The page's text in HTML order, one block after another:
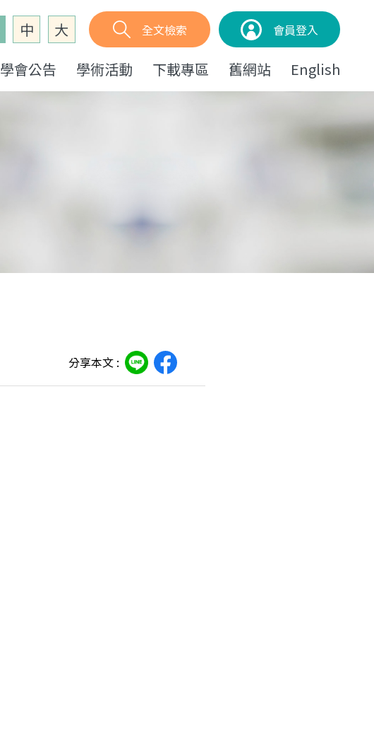
中 大 全文檢索 會員登入
學會公告 學術活動 下載專區 舊網站 English
分享本文 :